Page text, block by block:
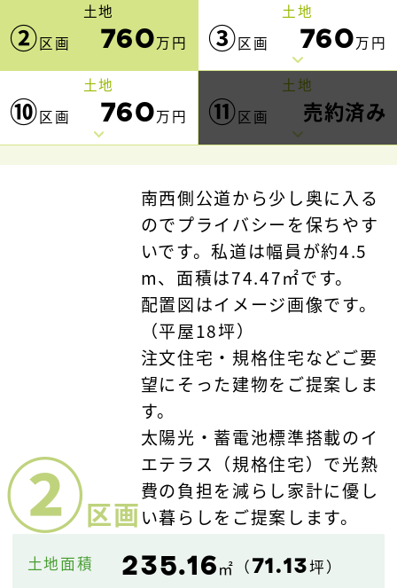
土地
②区画 760万円
土地
➂区画 760万円
土地
⑩区画 760万円
土地
⑪区画 売約済み
②区画
南西側公道から少し奥に入る
のでプライバシーを保ちやす
いです。私道は幅員が約4.5
m、面積は74.47㎡です。
配置図はイメージ画像です。
（平屋18坪）
注文住宅・規格住宅などご要
望にそった建物をご提案しま
す。
太陽光・蓄電池標準搭載のイ
エテラス（規格住宅）で光熱
費の負担を減らし家計に優し
い暮らしをご提案します。
土地面積 235.16㎡ （71.13坪）